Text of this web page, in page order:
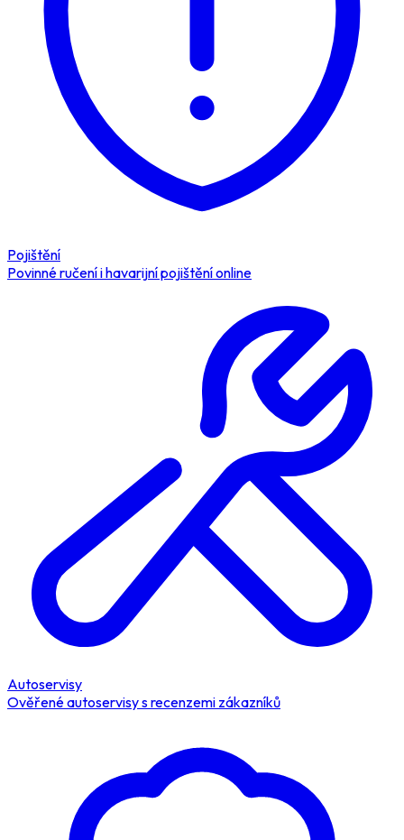
Pojištění
Povinné ručení i havarijní pojištění online
Autoservisy
Ověřené autoservisy s recenzemi zákazníků